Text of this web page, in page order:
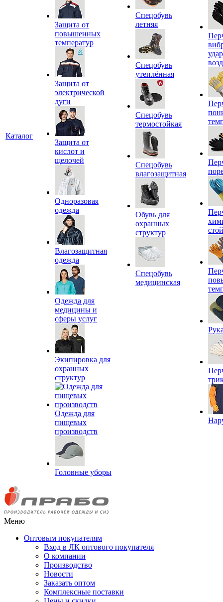
Каталог
Защита от
повышенных
температур
Защита от
электрической
дуги
Защита от
кислот и
щелочей
Одноразовая
одежда
Влагозащитная
одежда
Одежда для
медицины и
сферы услуг
Экипировка для
охранных
структур
Одежда для
пищевых
производств
Головные уборы
Спецобувь
летняя
Спецобувь
утеплённая
Спецобувь
термостойкая
Спецобувь
влагозащитная
Обувь для
охранных
структур
Спецобувь
медицинская
Меню
Оптовым покупателям
Вход в ЛК оптового покупателя
О компании
Производство
Новости
Заказать оптом
Комплексные поставки